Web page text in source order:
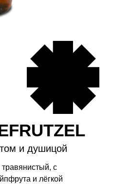
и душицой
с
и лёгкой